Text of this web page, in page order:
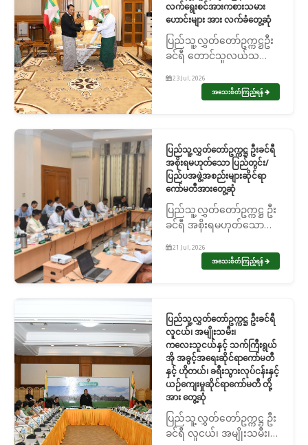
လက်ရွေးစင်အားကစားသမား
ဟောင်းများ အား လက်ခံတွေ့ဆုံ
ပြည်သူ့လွှတ်တော်ဥက္ကဋ္ဌဦး
ခင်ရီ တောင်သူလယ်သမား
ဖောင်ဒေးရှင်းမှ တာဝန်ရှိ
သူများနှင့် မြန်မာ့
လက်ခံတွေ့ဆုံ
23 Jul, 2026
အသေးစိတ်ကြည့်ရန်
ပြည်သူ့လွှတ်တော်ဥက္ကဋ္ဌ ဦးခင်ရီ
အစိုးရမဟုတ်သော ပြည်တွင်း/
ပြည်ပအဖွဲ့အစည်းများဆိုင်ရာ
ကော်မတီအားတွေ့ဆုံ
ပြည်သူ့လွှတ်တော်ဥက္ကဋ္ဌ ဦး
ခင်ရီ အစိုးရမဟုတ်သော
အစည်းများဆိုင်ရာကော်မတီ
အားတွေ့ဆုံ
21 Jul, 2026
အသေးစိတ်ကြည့်ရန်
ပြည်သူ့လွှတ်တော်ဥက္ကဋ္ဌ ဦးခင်ရီ
လူငယ်၊ အမျိုးသမီး၊
ကလေးသူငယ်နှင့် သက်ကြီးရွယ်
အို အခွင့်အရေးဆိုင်ရာကော်မတီ
နှင့် ဟိုတယ်၊ ခရီးသွားလုပ်ငန်းနှင့်
ယဉ်ကျေးမှုဆိုင်ရာကော်မတီ တို့
အား တွေ့ဆုံ
ပြည်သူ့လွှတ်တော်ဥက္ကဋ္ဌ ဦး
ခင်ရီ လူငယ်၊ အမျိုးသမီး၊